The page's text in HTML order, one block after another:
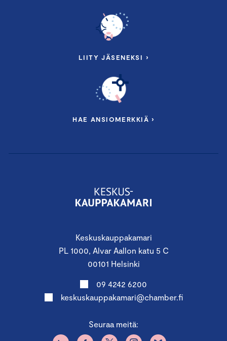
Keskuskauppakamari
PL 1000, Alvar Aallon katu 5 C
00101 Helsinki
09 4242 6200
keskuskauppakamari@chamber.fi
Seuraa meitä:
LIITY JÄSENEKSI ›
HAE ANSIOMERKKIÄ ›